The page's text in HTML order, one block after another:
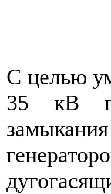
С целью
35 кВ